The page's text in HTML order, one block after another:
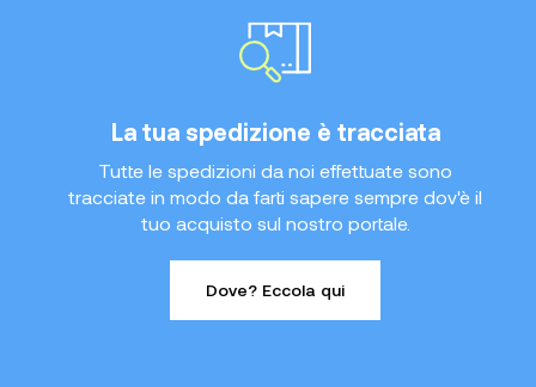
La tua spedizione è tracciata
Tutte le spedizioni da noi effettuate sono
tracciate in modo da farti sapere sempre dov'è il
tuo acquisto sul nostro portale.
Dove? Eccola qui